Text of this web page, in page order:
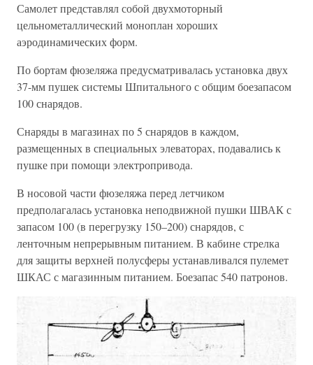
Самолет представлял собой двухмоторный
цельнометаллический моноплан хороших
аэродинамических форм.
По бортам фюзеляжа предусматривалась установка двух
37-мм пушек системы Шпитального с общим боезапасом
100 снарядов.
Снаряды в магазинах по 5 снарядов в каждом,
размещенных в специальных элеваторах, подавались к
пушке при помощи электропривода.
В носовой части фюзеляжа перед летчиком
предполагалась установка неподвижной пушки ШВАК с
запасом 100 (в перегрузку 150–200) снарядов, с
ленточным непрерывным питанием. В кабине стрелка
для защиты верхней полусферы устанавливался пулемет
ШКАС с магазинным питанием. Боезапас 540 патронов.